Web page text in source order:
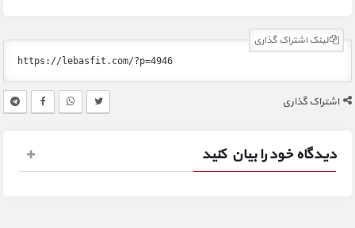
لینک اشتراک گذاری
اشتراک گذاری
دیدگاه خود را بیان کنید